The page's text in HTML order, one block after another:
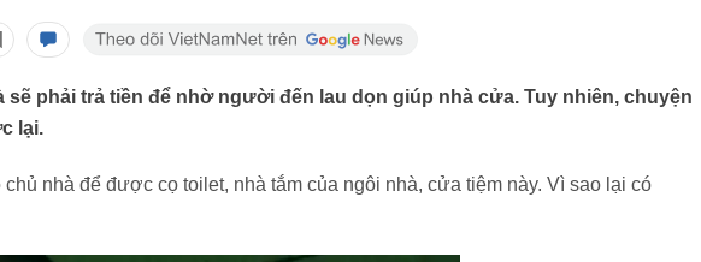
phải trả tiền để nhờ người đến lau dọn giúp nhà cửa. Tuy nhiên, chuyện
lại.
nhà để được cọ toilet, nhà tắm của ngôi nhà, cửa tiệm này. Vì sao lại có